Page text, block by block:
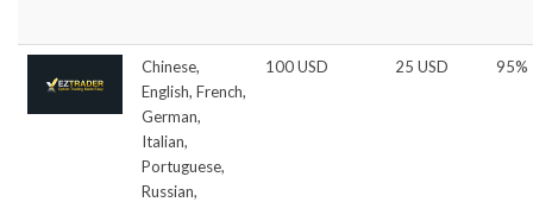
Chinese,
English, French,
German,
Italian,
Portuguese,
Russian,
100 USD 25 USD 95%